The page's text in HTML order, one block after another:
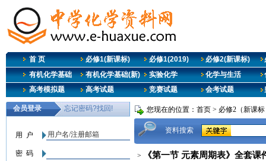
首 页 必修1(新课标) 必修1(2019) 必修2(新课标)
有机化学基础
有机化学基础(新) 实验化学 化学与生活
高考模拟题
高考试题 竞赛试题 会考试题
您现在的位置： 首页 > 必修2（新课
资料搜索
> 《第一节 元素周期表》全套课